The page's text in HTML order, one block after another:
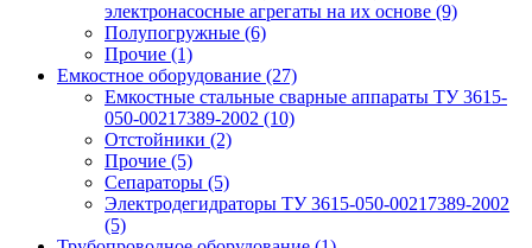
электронасосные агрегаты на их основе (9)
Полупогружные (6)
Прочие (1)
Емкостное оборудование (27)
Емкостные стальные сварные аппараты ТУ 3615-
050-00217389-2002 (10)
Отстойники (2)
Прочие (5)
Сепараторы (5)
Электродегидраторы ТУ 3615-050-00217389-2002
(5)